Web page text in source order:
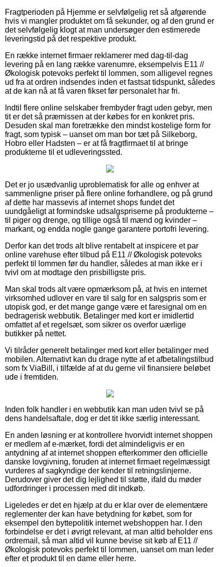
Fragtperioden på Hjemme er selvfølgelig ret så afgørende
hvis vi mangler produktet om få sekunder, og af den grund er
det selvfølgelig klogt at man undersøger den estimerede
leveringstid på det respektive produkt.
En række internet firmaer reklamerer med dag-til-dag
levering på en lang række varenumre, eksempelvis E11 //
Økologisk potevoks perfekt til lommen, som alligevel regnes
ud fra at ordren indsendes inden et fastsat tidspunkt, således
at de kan nå at få varen fikset før personalet har fri.
Indtil flere online selskaber frembyder fragt uden gebyr, men
tit er det så præmissen at der købes for en konkret pris.
Desuden skal man foretrække den mindst kostelige form for
fragt, som typisk – uanset om man bor tæt på Silkeborg,
Hobro eller Hadsten – er at få fragtfirmaet til at bringe
produkterne til et udleveringssted.
Det er jo usædvanlig uproblematisk for alle og enhver at
sammenligne priser på flere online forhandlere, og på grund
af dette har massevis af internet shops fundet det
uundgåeligt at formindske udsalgspriserne på produkterne –
til piger og drenge, og tillige også til mænd og kvinder –
markant, og endda nogle gange garantere portofri levering.
Derfor kan det trods alt blive rentabelt at inspicere et par
online varehuse efter tilbud på E11 // Økologisk potevoks
perfekt til lommen før du handler, således at man ikke er i
tvivl om at modtage den prisbilligste pris.
Man skal trods alt være opmærksom på, at hvis en internet
virksomhed udlover en vare til salg for en salgspris som er
utopisk god, er det mange gange være et faresignal om en
bedragerisk webbutik. Betalinger med kort er imidlertid
omfattet af et regelsæt, som sikrer os overfor uærlige
butikker på nettet.
Vi tilråder generelt betalinger med kort eller betalinger med
mobilen. Alternativt kan du drage nytte af et afbetalingstilbud
som fx ViaBill, i tilfælde af at du gerne vil finansiere beløbet
ude i fremtiden.
Inden folk handler i en webbutik kan man uden tvivl se på
dens handelsaftale, dog er det tit ikke særlig interessant.
En anden løsning er at kontrollere hvorvidt internet shoppen
er medlem af e-mærket, fordi det almindeligvis er en
antydning af at internet shoppen efterkommer den officielle
danske lovgivning, foruden at internet firmaet regelmæssigt
vurderes af sagkyndige der kender til retningslinjerne.
Derudover giver det dig lejlighed til støtte, ifald du møder
udfordringer i processen med dit indkøb.
Ligeledes er det en hjælp at du er klar over de elementære
reglementer der kan have betydning for købet, som for
eksempel den byttepolitik internet webshoppen har. I den
forbindelse er det i øvrigt relevant, at man altid beholder ens
ordremail, så man altid vil kunne bevise sit køb af E11 //
Økologisk potevoks perfekt til lommen, uanset om man leder
efter et produkt til en dame eller herre.